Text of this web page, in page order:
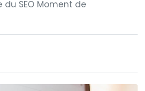
du SEO Moment de